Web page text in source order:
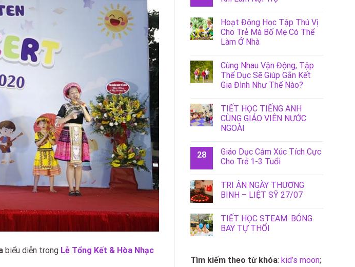
biểu diễn trong Lễ Tổng Kết & Hòa Nhạc
Hoạt Động Học Tập Thú Vị
Cho Trẻ Mà Bố Mẹ Có Thể
Làm Ở Nhà
Cùng Nhau Vận Động, Tập
Thể Dục Sẽ Giúp Gắn Kết
Gia Đình Như Thế Nào?
TIẾT HỌC TIẾNG ANH
CÙNG GIÁO VIÊN NƯỚC
NGOÀI
28
Giáo Dục Cảm Xúc Tích Cực
Cho Trẻ 1-3 Tuổi
TRI ÂN NGÀY THƯƠNG
BINH – LIỆT SỸ 27/07
TIẾT HỌC STEAM: BÓNG
BAY TỰ THỔI
Tìm kiếm theo từ khóa: kid’s moon;